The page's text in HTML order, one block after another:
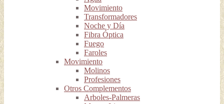
Movimiento
Transformadores
Noche y Día
Fibra Óptica
Fuego
Faroles
Movimiento
Molinos
Profesiones
Otros Complementos
Arboles-Palmeras